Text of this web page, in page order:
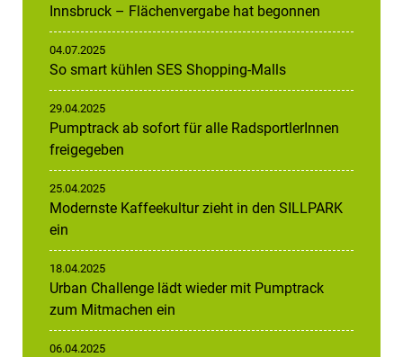
Innsbruck – Flächenvergabe hat begonnen
04.07.2025
So smart kühlen SES Shopping-Malls
29.04.2025
Pumptrack ab sofort für alle RadsportlerInnen
freigegeben
25.04.2025
Modernste Kaffeekultur zieht in den SILLPARK
ein
18.04.2025
Urban Challenge lädt wieder mit Pumptrack
zum Mitmachen ein
06.04.2025